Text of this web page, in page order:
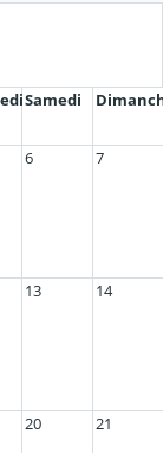
Samedi
6 7
13 14
20 21